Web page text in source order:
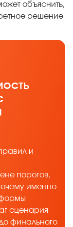
объяснить,
решение
и
порогов,
именно
сценария
финального